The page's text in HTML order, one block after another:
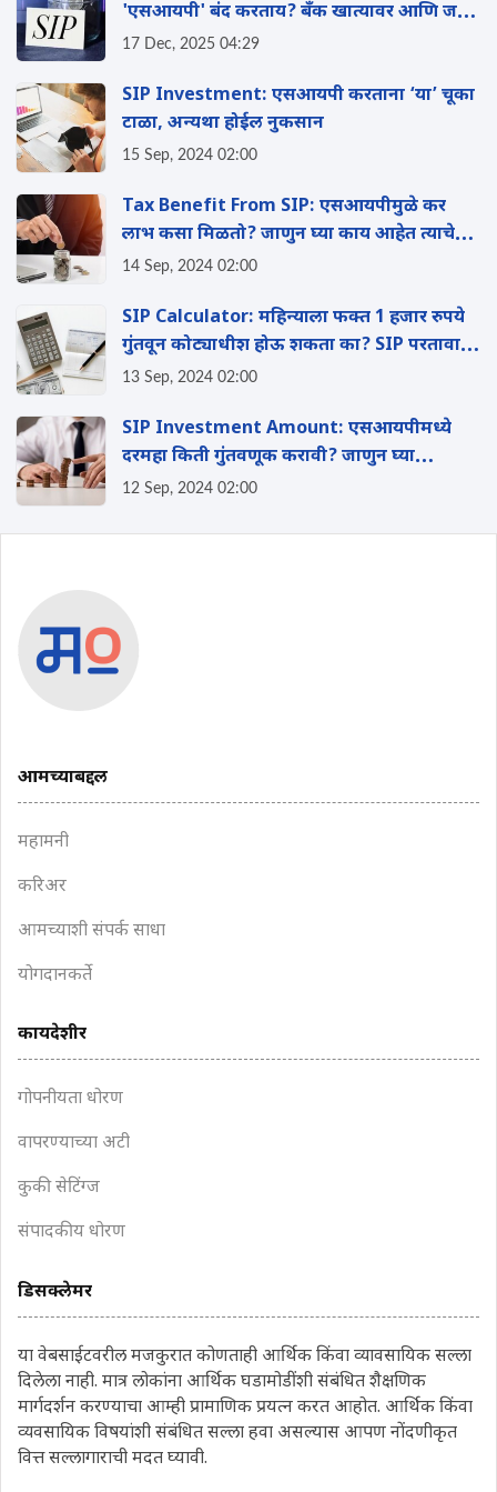
'एसआयपी' बंद करताय? बँक खात्यावर आणि जमा
पैशांवर काय परिणाम होईल?
17 Dec, 2025 04:29
SIP Investment: एसआयपी करताना ‘या’ चूका
टाळा, अन्यथा होईल नुकसान
15 Sep, 2024 02:00
Tax Benefit From SIP: एसआयपीमुळे कर
लाभ कसा मिळतो? जाणुन घ्या काय आहेत त्याचे
फायदे?
14 Sep, 2024 02:00
SIP Calculator: महिन्याला फक्त 1 हजार रुपये
गुंतवून कोट्याधीश होऊ शकता का? SIP परतावा
कसा मोजायचा? वाचा
13 Sep, 2024 02:00
SIP Investment Amount: एसआयपीमध्ये
दरमहा किती गुंतवणूक करावी? जाणुन घ्या
गुंतवणूक करण्याचे फायदे
12 Sep, 2024 02:00
आमच्याबद्दल
महामनी
करिअर
आमच्याशी संपर्क साधा
योगदानकर्ते
कायदेशीर
गोपनीयता धोरण
वापरण्याच्या अटी
कुकी सेटिंग्ज
संपादकीय धोरण
डिसक्लेमर
या वेबसाईटवरील मजकुरात कोणताही आर्थिक किंवा व्यावसायिक सल्ला
दिलेला नाही. मात्र लोकांना आर्थिक घडामोडींशी संबंधित शैक्षणिक
मार्गदर्शन करण्याचा आम्ही प्रामाणिक प्रयत्न करत आहोत. आर्थिक किंवा
व्यवसायिक विषयांशी संबंधित सल्ला हवा असल्यास आपण नोंदणीकृत
वित्त सल्लागाराची मदत घ्यावी.